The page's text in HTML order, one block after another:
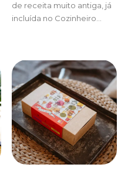
de receita muito antiga, já
incluída no Cozinheiro…